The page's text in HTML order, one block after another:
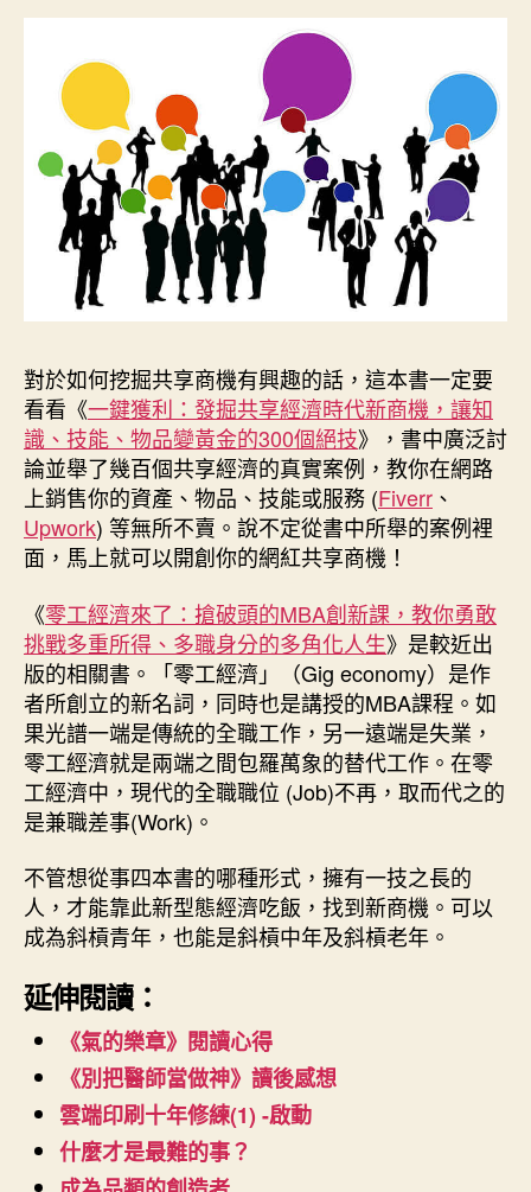
對於如何挖掘共享商機有興趣的話，這本書一定要
看看《一鍵獲利：發掘共享經濟時代新商機，讓知
識、技能、物品變黃金的300個絕技》，書中廣泛討
論並舉了幾百個共享經濟的真實案例，教你在網路
上銷售你的資產、物品、技能或服務 (Fiverr 、
Upwork) 等無所不賣。說不定從書中所舉的案例裡
面，馬上就可以開創你的網紅共享商機！
《零工經濟來了：搶破頭的MBA創新課，教你勇敢
挑戰多重所得、多職身分的多角化人生》是較近出
版的相關書。「零工經濟」（Gig economy）是作
者所創立的新名詞，同時也是講授的MBA課程。如
果光譜一端是傳統的全職工作，另一遠端是失業，
零工經濟就是兩端之間包羅萬象的替代工作。在零
工經濟中，現代的全職職位 (Job)不再，取而代之的
是兼職差事(Work)。
不管想從事四本書的哪種形式，擁有一技之長的
人，才能靠此新型態經濟吃飯，找到新商機。可以
成為斜槓青年，也能是斜槓中年及斜槓老年。
延伸閱讀：
《氣的樂章》閱讀心得
《別把醫師當做神》讀後感想
雲端印刷十年修練(1) -啟動
什麼才是最難的事？